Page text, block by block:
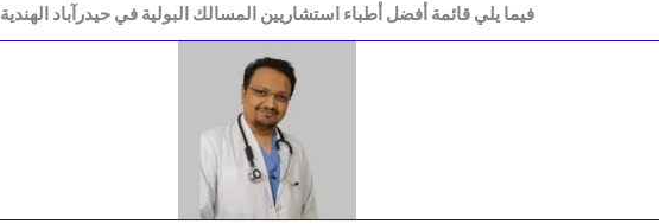
فيما يلي قائمة أفضل أطباء استشاريين المسالك البولية في حيدرآباد الهندية